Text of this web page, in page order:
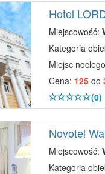
Hotel
Miejscowość:
Kategoria
Miejsc
Cena: 125do
(0)
Novotel
Miejscowość:
Kategoria